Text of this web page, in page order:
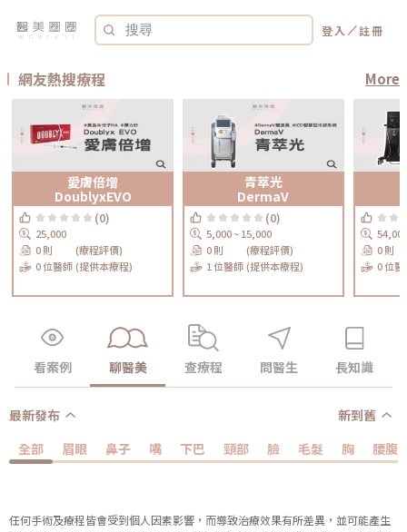
登入 ／註冊
網友熱搜療程 More
愛膚倍增
DoublyxEVO
(0)
25,000
0 則
(療程評價)
0 位醫師 (提供本療程)
青萃光
DermaV
(0)
5,000 ~ 15,000
0 則
(療程評價)
1 位醫師(提供本療程)
54,000
0 則
0 位醫
看案例 聊醫美 查療程 問醫生 長知識
最新發布
新到舊
全部
眉眼 鼻子 嘴 下巴 頸部 臉 毛髮 胸 腰腹
任何手術及療程皆會受到個人因素影響，而導致治療效果有所差異，並可能產生